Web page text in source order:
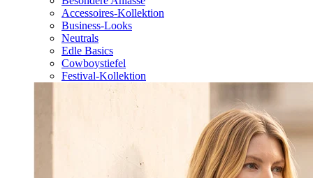
Accessoires-Kollektion
Business-Looks
Neutrals
Edle Basics
Cowboystiefel
Festival-Kollektion